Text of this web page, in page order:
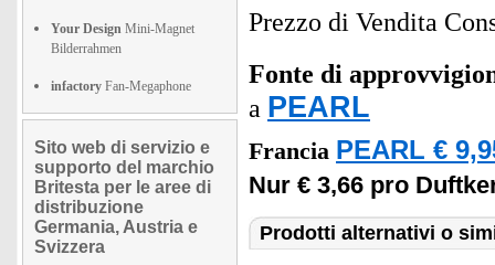
Your Design Mini-Magnet
Bilderrahmen
infactory Fan-Megaphone
Sito web di servizio e
supporto del marchio
Britesta per le aree di
distribuzione
Germania, Austria e
Svizzera
Prezzo di Vendita
Fonte di
a PEARL
Francia PEARL €
Nur € 3,66 pro
Prodotti alternativi o